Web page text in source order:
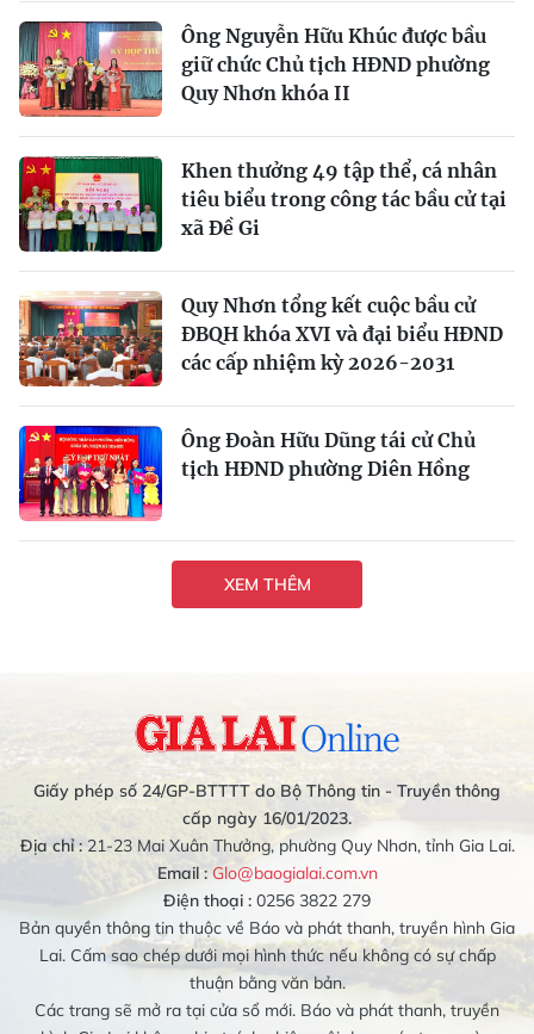
Ông Nguyễn Hữu Khúc được bầu
giữ chức Chủ tịch HĐND phường
Quy Nhơn khóa II
Khen thưởng 49 tập thể, cá nhân
tiêu biểu trong công tác bầu cử tại
xã Đề Gi
Quy Nhơn tổng kết cuộc bầu cử
ĐBQH khóa XVI và đại biểu HĐND
các cấp nhiệm kỳ 2026-2031
Ông Đoàn Hữu Dũng tái cử Chủ
tịch HĐND phường Diên Hồng
XEM THÊM
Giấy phép số 24/GP-BTTTT do Bộ Thông tin - Truyền thông
cấp ngày 16/01/2023.
Địa chỉ :21-23 Mai Xuân Thưởng, phường Quy Nhơn, tỉnh Gia Lai.
Email : Glo@baogialai.com.vn
Điện thoại : 0256 3822 279
Bản quyền thông tin thuộc về Báo và phát thanh, truyền hình Gia
Lai. Cấm sao chép dưới mọi hình thức nếu không có sự chấp
thuận bằng văn bản.
Các trang sẽ mở ra tại cửa sổ mới. Báo và phát thanh, truyền